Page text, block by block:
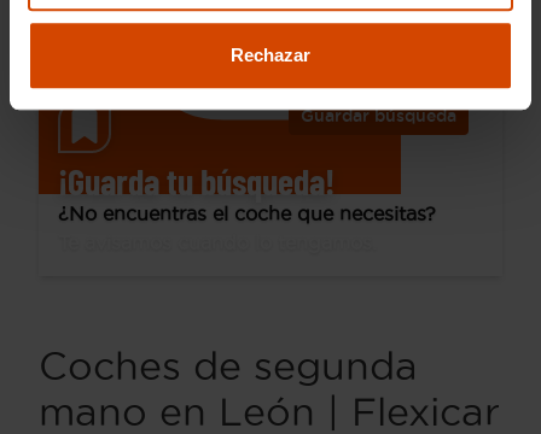
Rechazar
León
Guardar búsqueda
¡Guarda tu búsqueda!
¿No encuentras el coche que necesitas?
Coches de segunda
mano en León | Flexicar